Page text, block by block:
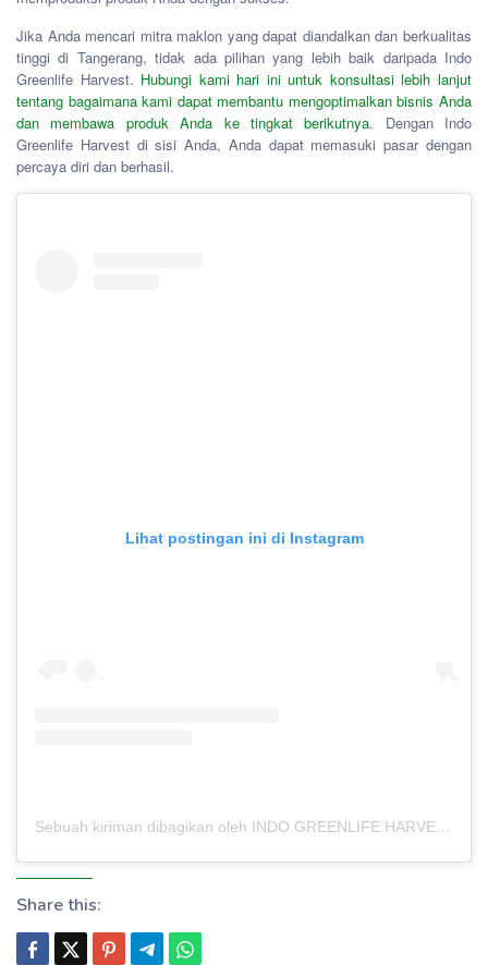
Jika Anda mencari mitra maklon yang dapat diandalkan dan berkualitas
tinggi di Tangerang, tidak ada pilihan yang lebih baik daripada Indo
Greenlife Harvest. Hubungi kami hari ini untuk konsultasi lebih lanjut
tentang bagaimana kami dapat membantu mengoptimalkan bisnis Anda
dan membawa produk Anda ke tingkat berikutnya. Dengan Indo
Greenlife Harvest di sisi Anda, Anda dapat memasuki pasar dengan
percaya diri dan berhasil.
Lihat postingan ini di Instagram
Sebuah kiriman dibagikan oleh INDO GREENLIFE HARVEST – PABRIK MAKLON (@indogreenlifeharvest)
Share this: